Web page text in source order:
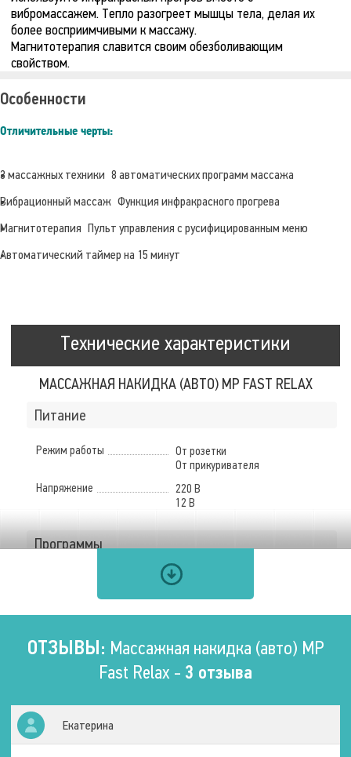
вибромассажем. Тепло разогреет мышцы тела, делая их
более восприимчивыми к массажу.
Магнитотерапия славится своим обезболивающим
свойством.
Особенности
Отличительные черты:
3 массажных техники 8 автоматических программ массажа
Вибрационный массаж Функция инфракрасного прогрева
Магнитотерапия Пульт управления с русифицированным меню
Автоматический таймер на 15 минут
Технические характеристики
МАССАЖНАЯ НАКИДКА (АВТО) MP FAST RELAX
Питание
Режим работы
От розетки
От прикуривателя
Напряжение
220 В
12 В
Программы
Количество автоматических
Типы массажа
Тепловой
Зоны воздействия
ОТЗЫВЫ: Массажная накидка (авто) MP
Fast Relax - 3 отзыва
Екатерина